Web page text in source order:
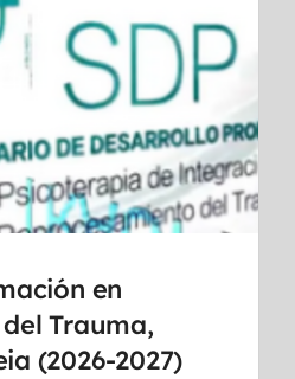
en
Trauma,
(2026-2027)